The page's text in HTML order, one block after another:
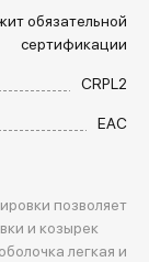
обязательной
сертификации
CRPL2
EAC
позволяет
и козырек
легкая и